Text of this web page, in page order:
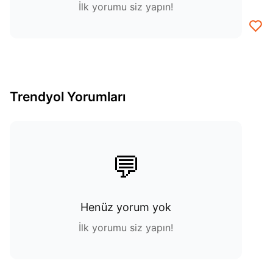
İlk yorumu siz yapın!
Trendyol Yorumları
💬
Henüz yorum yok
İlk yorumu siz yapın!